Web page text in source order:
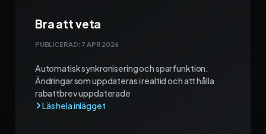
Bra att veta
PUBLICERAD: 7 APR 2026
Automatisk synkronisering och sparfunktion.
Ändringar som uppdateras i realtid och att hålla
rabattbrev uppdaterade